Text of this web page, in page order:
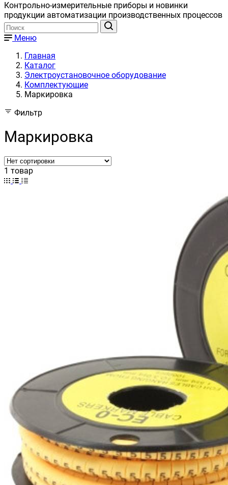
Контрольно-измерительные приборы и новинки
продукции автоматизации производственных процессов
Меню
Главная
Каталог
Электроустановочное оборудование
Комплектующие
Маркировка
Фильтр
Маркировка
1 товар